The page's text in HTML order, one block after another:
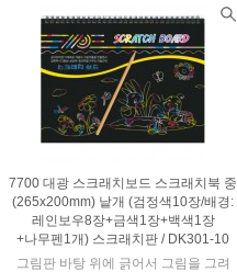
7700 대광 스크래치보드 스크래치북 중
(265x200mm) 낱개 (검정색10장/배경:
레인보우8장+금색1장+백색1장
+나무펜1개) 스크래치판 / DK301-10
그림판 바탕 위에 긁어서 그림을 그려